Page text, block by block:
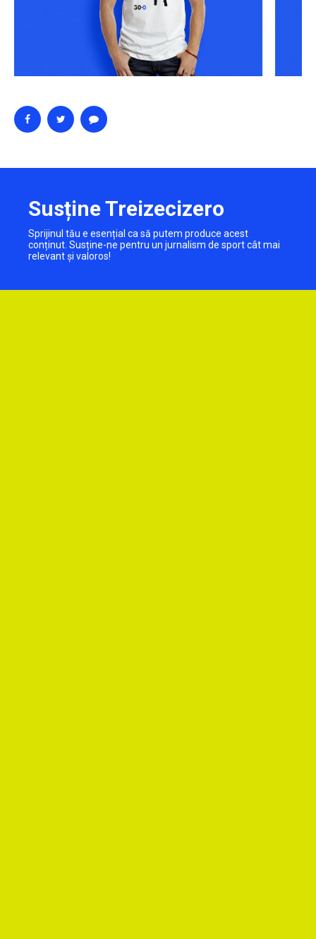
Susține Treizecizero
Sprijinul tău e esențial ca să putem produce acest
conținut. Susține-ne pentru un jurnalism de sport cât mai
relevant și valoros!